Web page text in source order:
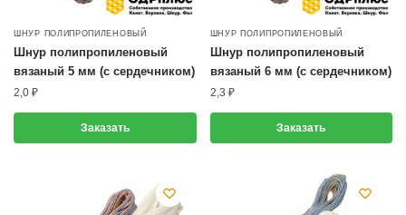
ШНУР ПОЛИПРОПИЛЕНОВЫЙ
Шнур полипропиленовый
вязаный 5 мм (с сердечником)
2,0 ₽
Заказать
ШНУР ПОЛИПРОПИЛЕНОВЫЙ
Шнур полипропиленовый
вязаный 6 мм (с сердечником)
2,3 ₽
Заказать